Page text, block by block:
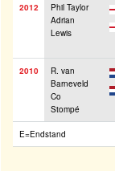
2012
Phil Taylor
Adrian
Lewis
2010
R. van
Barneveld
Co
Stompé
E=Endstand